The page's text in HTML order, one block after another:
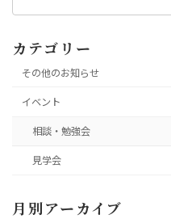
カテゴリー
その他のお知らせ
イベント
相談・勉強会
見学会
月別アーカイブ